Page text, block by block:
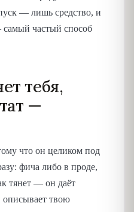
— лишь средство, и
самый частый способ
тебя,
—
что он целиком под
фича либо в проде,
тянет — он даёт
твою